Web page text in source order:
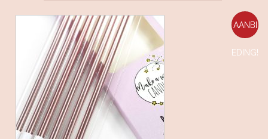
AANBI
EDING!